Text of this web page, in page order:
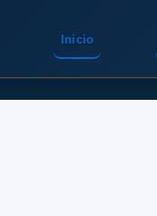
Inicio